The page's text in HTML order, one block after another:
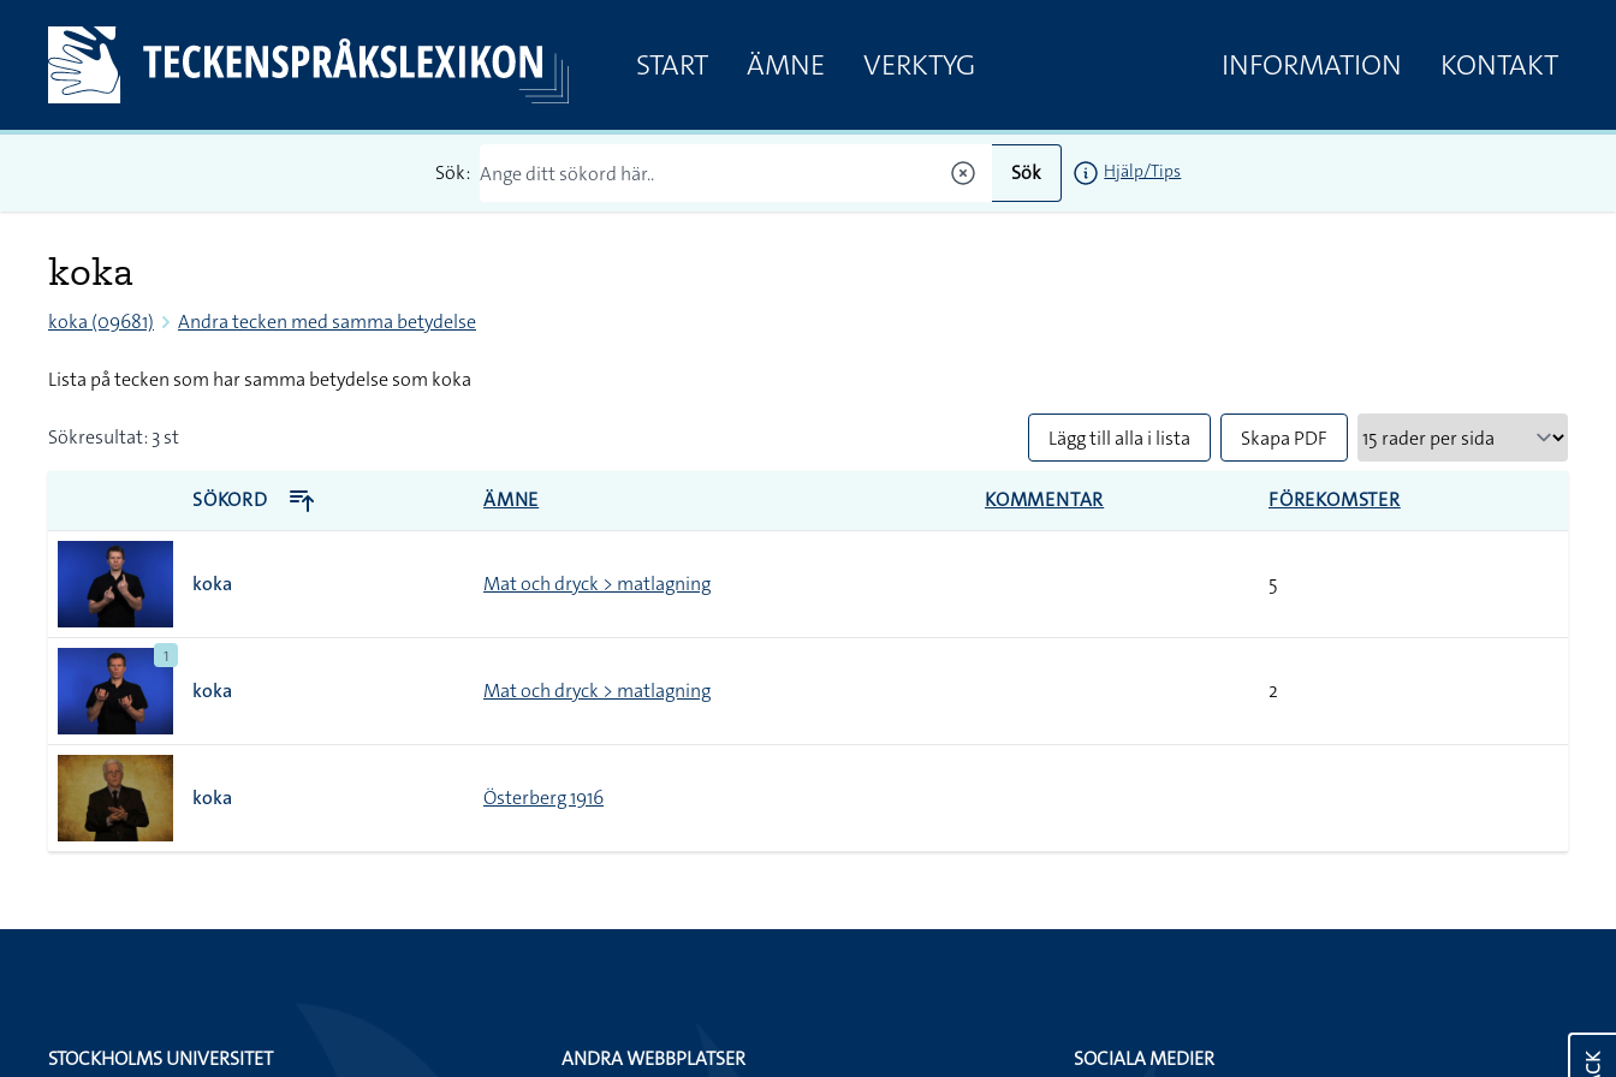
START ÄMNE VERKTYG INFORMATION KONTAKT
Sök: Sök Hjälp/Tips
koka
koka (09681) Andra tecken med samma betydelse
Lista på tecken som har samma betydelse som koka
Sökresultat: 3 st Lägg till alla i lista Skapa PDF
SÖKORD ÄMNE KOMMENTAR FÖREKOMSTER
koka Mat och dryck > matlagning 5
1
koka Mat och dryck > matlagning 2
koka Österberg 1916
STOCKHOLMS UNIVERSITET
ANDRA WEBBPLATSER SOCIALA MEDIER